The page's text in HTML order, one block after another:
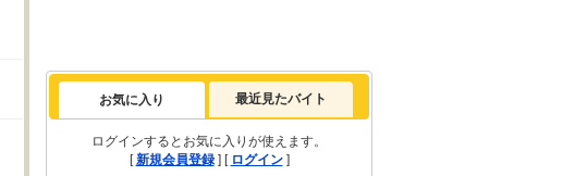
お気に入り 最近見たバイト
ログインするとお気に入りが使えます。
[新規会員登録] [ ログイン]